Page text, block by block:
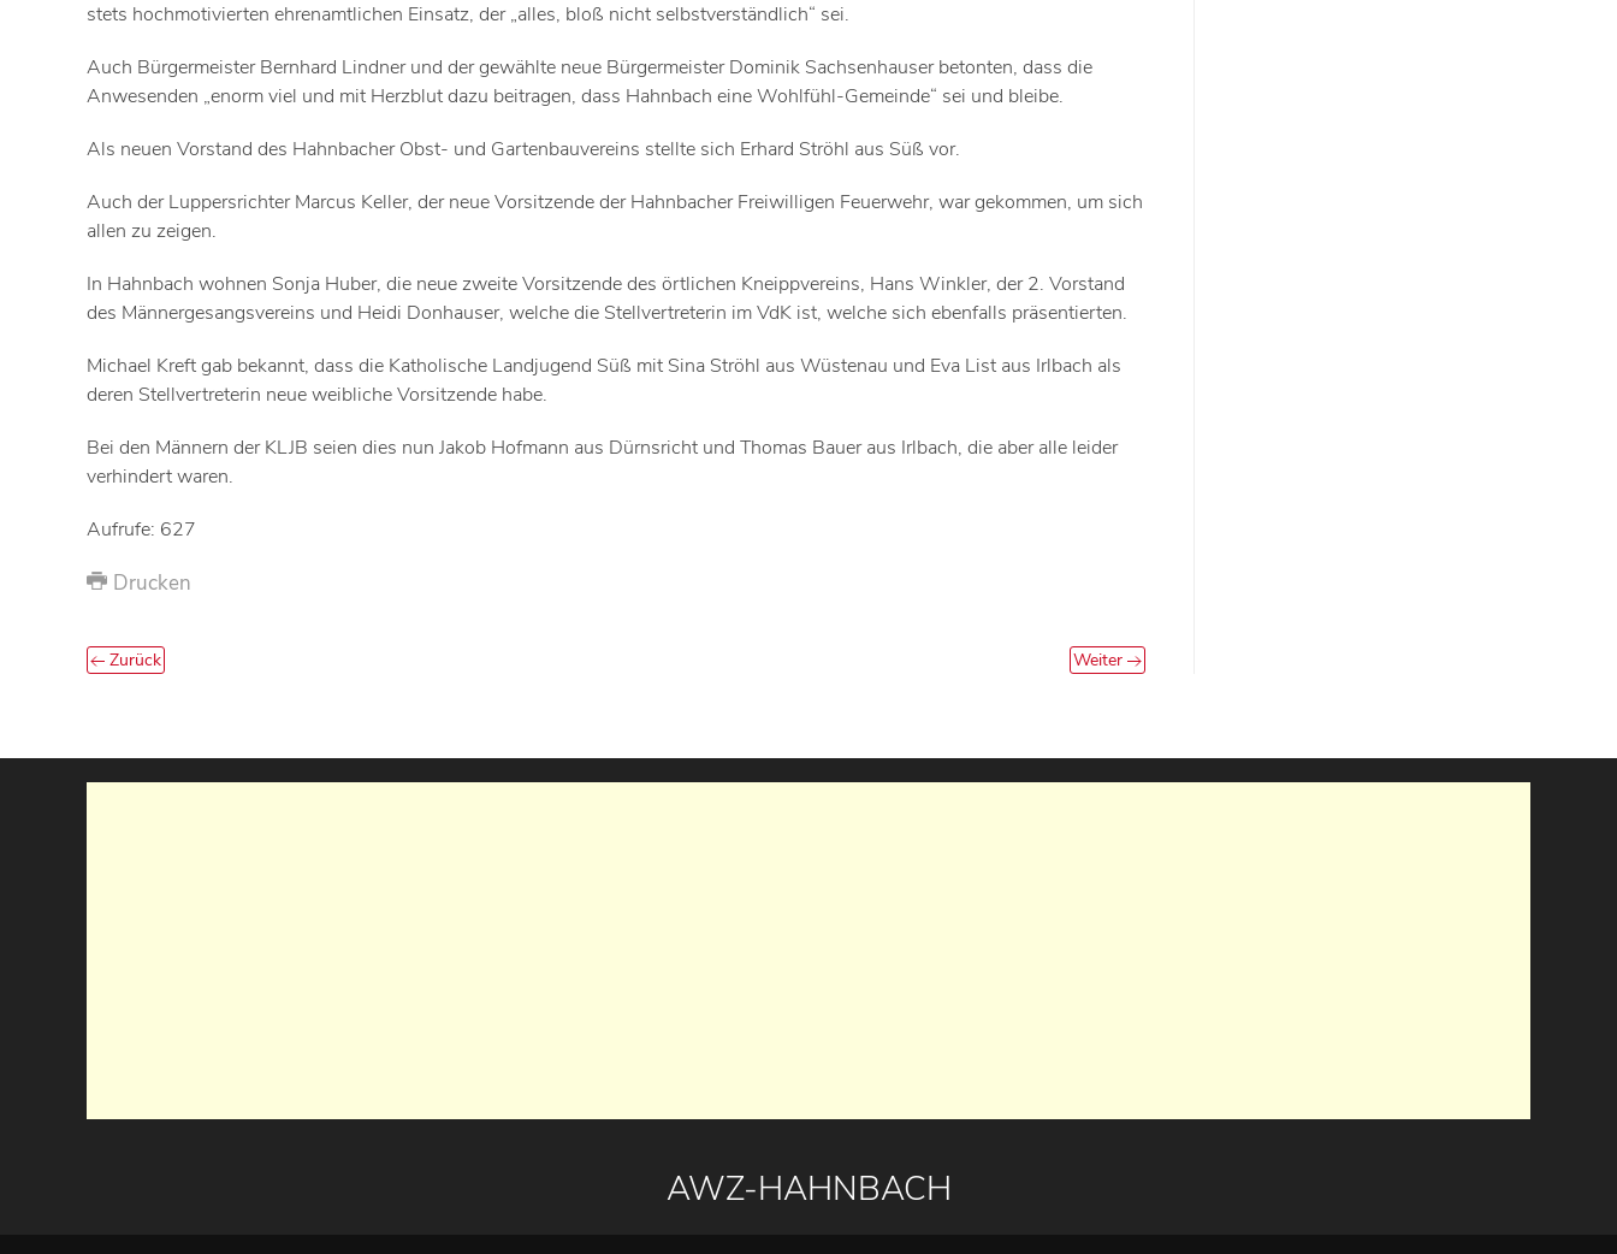
stets hochmotivierten ehrenamtlichen Einsatz, der „alles, bloß nicht selbstverständlich“ sei.
Auch Bürgermeister Bernhard Lindner und der gewählte neue Bürgermeister Dominik Sachsenhauser betonten, dass die
Anwesenden „enorm viel und mit Herzblut dazu beitragen, dass Hahnbach eine Wohlfühl-Gemeinde“ sei und bleibe.
Als neuen Vorstand des Hahnbacher Obst- und Gartenbauvereins stellte sich Erhard Ströhl aus Süß vor.
Auch der Luppersrichter Marcus Keller, der neue Vorsitzende der Hahnbacher Freiwilligen Feuerwehr, war gekommen, um sich
allen zu zeigen.
In Hahnbach wohnen Sonja Huber, die neue zweite Vorsitzende des örtlichen Kneippvereins, Hans Winkler, der 2. Vorstand
des Männergesangsvereins und Heidi Donhauser, welche die Stellvertreterin im VdK ist, welche sich ebenfalls präsentierten.
Michael Kreft gab bekannt, dass die Katholische Landjugend Süß mit Sina Ströhl aus Wüstenau und Eva List aus Irlbach als
deren Stellvertreterin neue weibliche Vorsitzende habe.
Bei den Männern der KLJB seien dies nun Jakob Hofmann aus Dürnsricht und Thomas Bauer aus Irlbach, die aber alle leider
verhindert waren.
Aufrufe: 627
Drucken
Zurück Weiter
AWZ-HAHNBACH